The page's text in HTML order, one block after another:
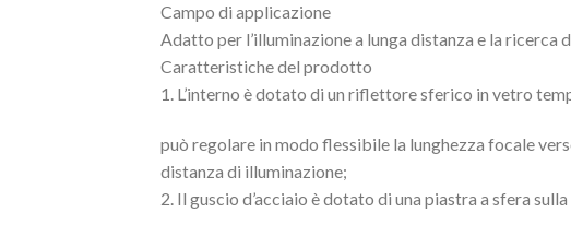
Campo di applicazione
Adatto per l’illuminazione a lunga distanza e la
Caratteristiche del prodotto
1. L’interno è dotato di un riflettore sferico in vetro
può regolare in modo flessibile la lunghezza focale
distanza di illuminazione;
2. Il guscio d’acciaio è dotato di una piastra a sfera